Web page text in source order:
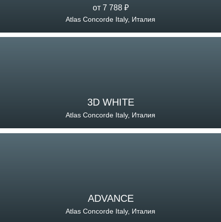
от 7 788 ₽
Atlas Concorde Italy, Италия
3D WHITE
Atlas Concorde Italy, Италия
ADVANCE
Atlas Concorde Italy, Италия